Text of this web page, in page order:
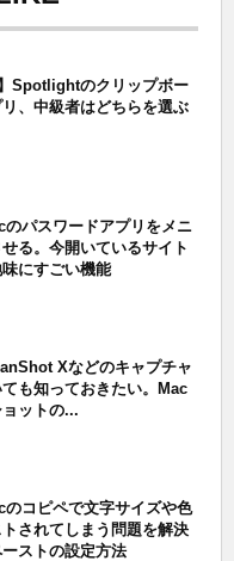
Spotlightのクリップボー
、中級者はどちらを選ぶ
のパスワードアプリをメニ
る。今開いているサイト
にすごい機能
Xなどのキャプチャ
も知っておきたい。Mac
ットの...
のコピペで文字サイズや色
されてしまう問題を解決
ストの設定方法